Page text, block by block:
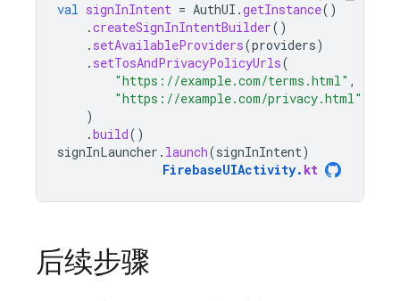
val signInIntent = AuthUI .getInstance()
.createSignInIntentBuilder()
. setAvailableProviders(providers)
. setTosAndPrivacyPolicyUrls(
"https://example.com/terms.html" ,
"https://example.com/privacy.html"
)
.build()
signInLauncher . launch(signInIntent)
FirebaseUIActivity. kt
后续步骤